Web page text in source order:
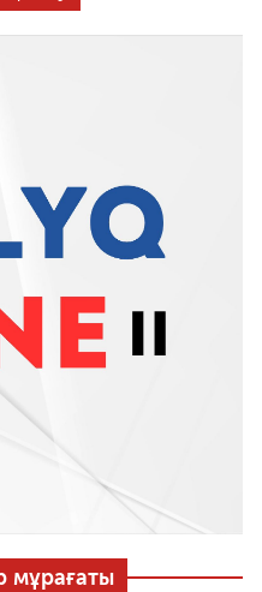
мұрағаты